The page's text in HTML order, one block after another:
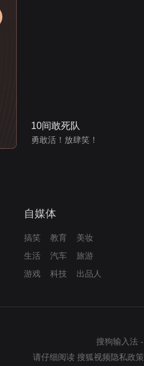
10间敢死队
勇敢活！放肆笑！
自媒体
搞笑 教育
美妆
生活
汽车
旅游
游戏
科技 出品人
搜狗输入法 -
请仔细阅读 搜狐视频隐私政策